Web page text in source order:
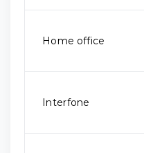
Home office
Interfone